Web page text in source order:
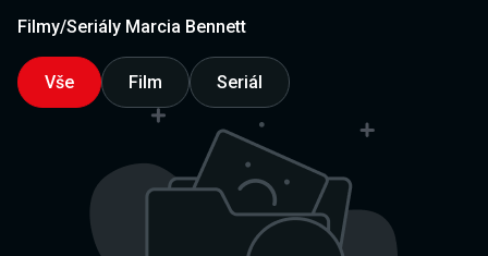
Filmy/Seriály Marcia Bennett
Vše Film Seriál